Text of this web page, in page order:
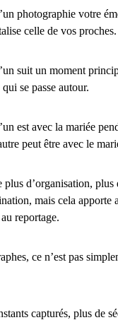
photographie votre
celle de vos proches.
suit un moment
se passe autour.
est avec la mariée
peut être avec le
plus d’organisation, plus
mais cela apporte
reportage.
ce n’est pas
capturés, plus de